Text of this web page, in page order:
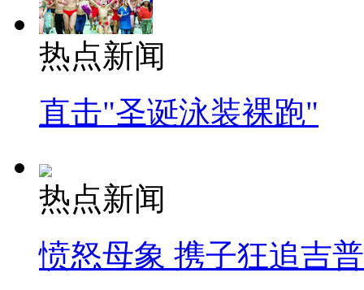
热点新闻
直击"圣诞泳装裸跑"
热点新闻
愤怒母象 携子狂追吉